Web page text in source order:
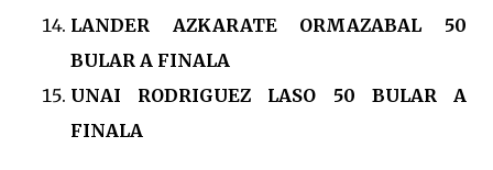
LANDER AZKARATE ORMAZABAL 50
BULAR A FINALA
UNAI RODRIGUEZ LASO 50 BULAR A
FINALA